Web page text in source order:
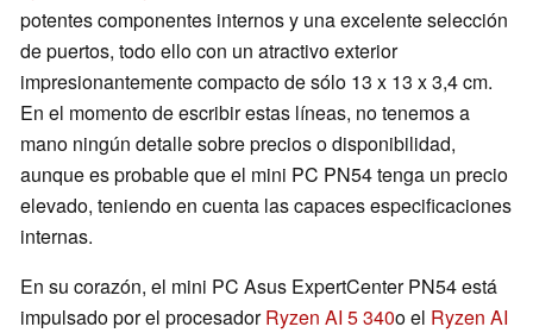
potentes componentes internos y una excelente selección
de puertos, todo ello con un atractivo exterior
impresionantemente compacto de sólo 13 x 13 x 3,4 cm.
En el momento de escribir estas líneas, no tenemos a
mano ningún detalle sobre precios o disponibilidad,
aunque es probable que el mini PC PN54 tenga un precio
elevado, teniendo en cuenta las capaces especificaciones
internas.
En su corazón, el mini PC Asus ExpertCenter PN54 está
impulsado por el procesadorRyzen AI 5 340o el Ryzen AI